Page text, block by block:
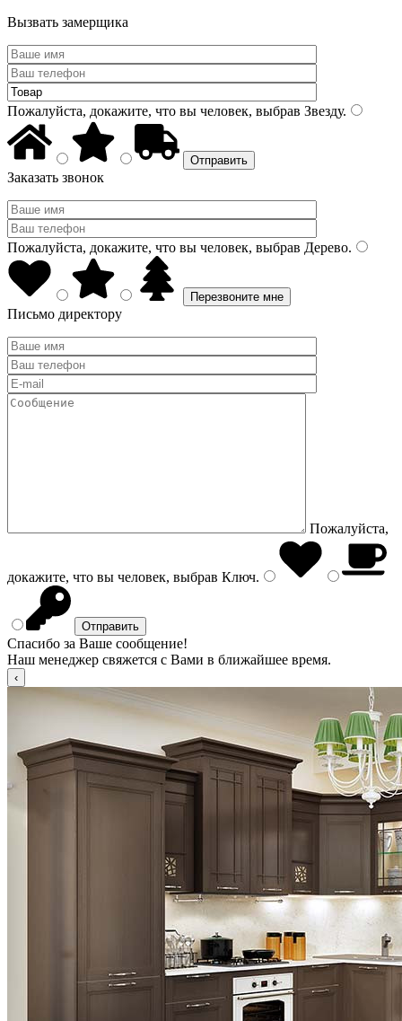
Вызвать замерщика
Пожалуйста, докажите, что вы человек, выбрав Звезду.
Заказать звонок
Пожалуйста, докажите, что вы человек, выбрав Дерево.
Письмо директору
Пожалуйста,
докажите, что вы человек, выбрав Ключ.
Спасибо за Ваше сообщение!
Наш менеджер свяжется с Вами в ближайшее время.